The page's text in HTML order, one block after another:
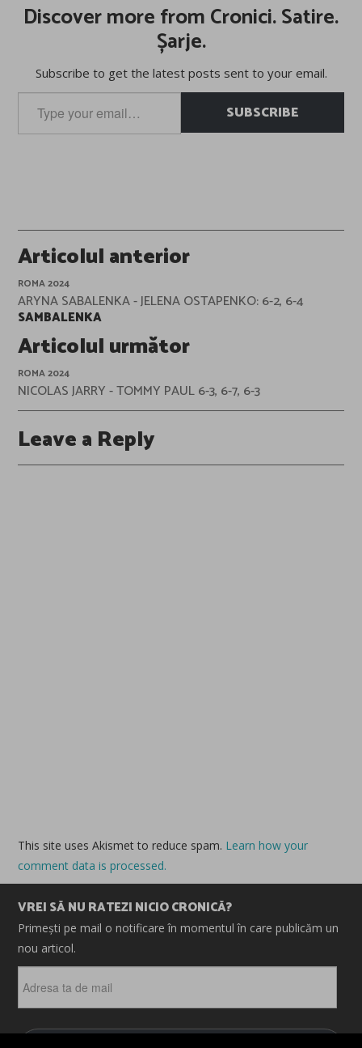
Discover more from Cronici. Satire.
Șarje.
Subscribe to get the latest posts sent to your email.
your
email…
SUBSCRIBE
Post
navigation
Articolul anterior
ROMA 2024
ARYNA SABALENKA - JELENA OSTAPENKO: 6-2, 6-4
SAMBALENKA
Articolul următor
ROMA 2024
NICOLAS JARRY - TOMMY PAUL 6-3, 6-7, 6-3
Leave a Reply
This site uses Akismet to reduce spam. Learn how your
comment data is processed.
VREI SĂ NU RATEZI NICIO CRONICĂ?
Primești pe mail o notificare în momentul în care publicăm un
nou articol.
ta
de